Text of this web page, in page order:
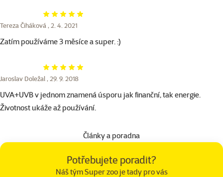
Hodnocení 100%
Tereza Čiháková , 2. 4. 2021
Zatím používáme 3 měsíce a super. :)
Hodnocení 100%
Jaroslav Doležal , 29. 9. 2018
UVA+UVB v jednom znamená úsporu jak finanční, tak energie.
Životnost ukáže až používání.
Články a poradna
Potřebujete poradit?
Náš tým Super zoo je tady pro vás